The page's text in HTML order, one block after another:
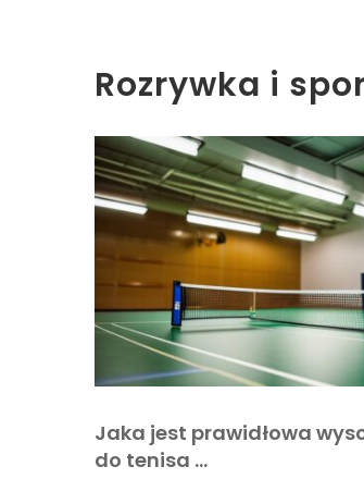
Rozrywka i
Jaka jest prawidłowa
do tenisa …